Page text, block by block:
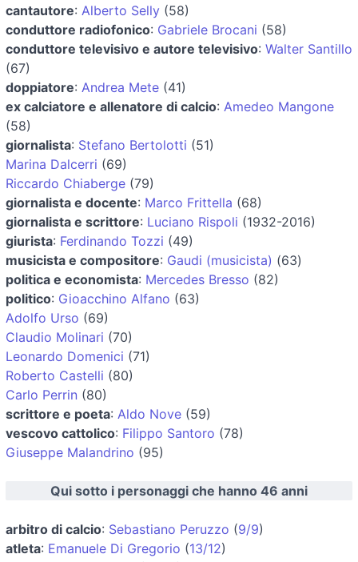
cantautore: Alberto Selly (58)
conduttore radiofonico: Gabriele Brocani (58)
conduttore televisivo e autore televisivo: Walter Santillo
(67)
doppiatore: Andrea Mete (41)
ex calciatore e allenatore di calcio: Amedeo Mangone
(58)
giornalista: Stefano Bertolotti (51)
Marina Dalcerri (69)
Riccardo Chiaberge (79)
giornalista e docente: Marco Frittella (68)
giornalista e scrittore: Luciano Rispoli (1932-2016)
giurista: Ferdinando Tozzi (49)
musicista e compositore: Gaudi (musicista) (63)
politica e economista: Mercedes Bresso (82)
politico: Gioacchino Alfano (63)
Adolfo Urso (69)
Claudio Molinari (70)
Leonardo Domenici (71)
Roberto Castelli (80)
Carlo Perrin (80)
scrittore e poeta: Aldo Nove (59)
vescovo cattolico: Filippo Santoro (78)
Giuseppe Malandrino (95)
Qui sotto i personaggi che hanno 46 anni
arbitro di calcio: Sebastiano Peruzzo (9/9)
atleta: Emanuele Di Gregorio (13/12)